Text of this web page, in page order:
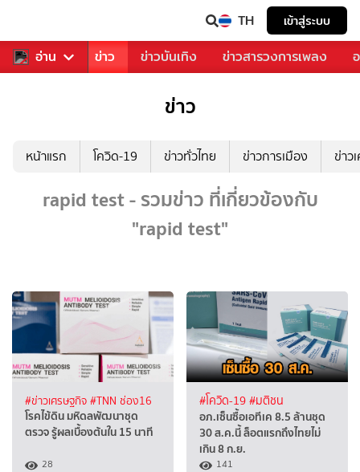
TH เข้าสู่ระบบ
อ่าน
คุณ กีฬา ข่าว ข่าวบันเทิง ข่าวสารวงการเพลง
ข่าว
หน้าแรก โควิด-19 ข่าวทั่วไทย ข่าวการเมือง ข่าว
rapid test - รวมข่าว ที่เกี่ยวข้องกับ
"rapid test"
#ข่าวเศรษฐกิจ #TNN ช่อง16
โรคไข้ดิน มหิดลพัฒนาชุด
ตรวจ รู้ผลเบื้องต้นใน 15 นาที
28
#โควิด-19#มติชน
อภ.เซ็นซื้อเอทีเค 8.5 ล้านชุด
30 ส.ค.นี้ ล็อตแรกถึงไทยไม่
เกิน 8 ก.ย.
141